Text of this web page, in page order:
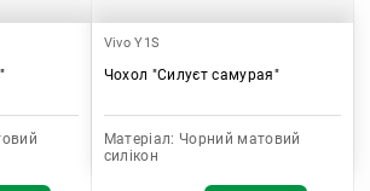
Vivo Y1S
Чохол "Силуєт самурая"
Матеріал: Чорний матовий
силікон